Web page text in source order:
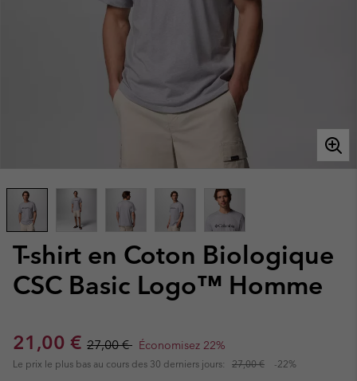
T-shirt en Coton Biologique
CSC Basic Logo™ Homme
Sale price:
21,00 € Regular price:
27,00 € Économisez 22%
Le prix le plus bas au cours des 30 derniers jours: 27,00 € -22%